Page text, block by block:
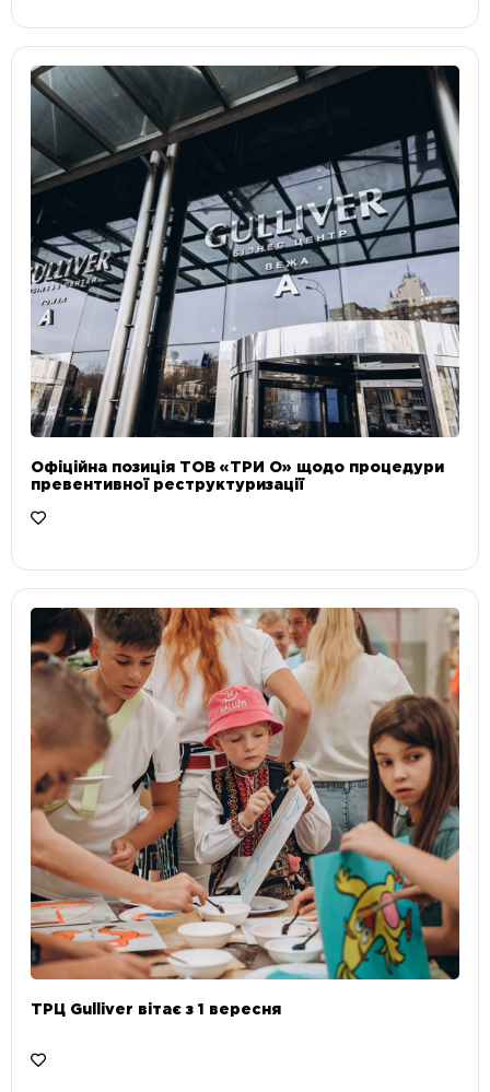
Офіційна позиція ТОВ «ТРИ О» щодо процедури
превентивної реструктуризації
ТРЦ Gulliver вітає з 1 вересня